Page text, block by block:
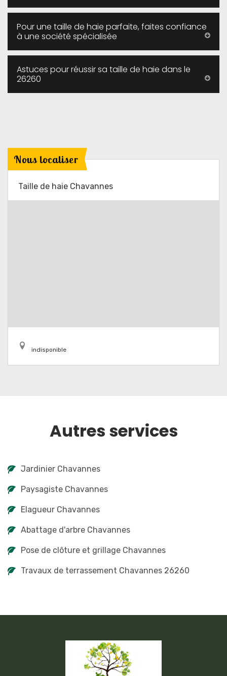
Pour une taille de haie parfaite, faites confiance
à une société spécialisée
Astuces pour réussir sa taille de haie dans le
26260
Nous localiser
Taille de haie Chavannes
indisponible
Autres services
Jardinier Chavannes
Paysagiste Chavannes
Elagueur Chavannes
Abattage d'arbre Chavannes
Pose de clôture et grillage Chavannes
Travaux de terrassement Chavannes 26260